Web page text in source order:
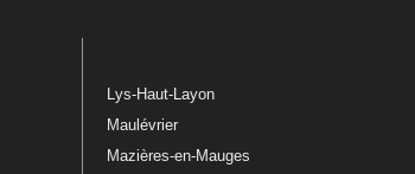
Lys-Haut-Layon
Maulévrier
Mazières-en-Mauges